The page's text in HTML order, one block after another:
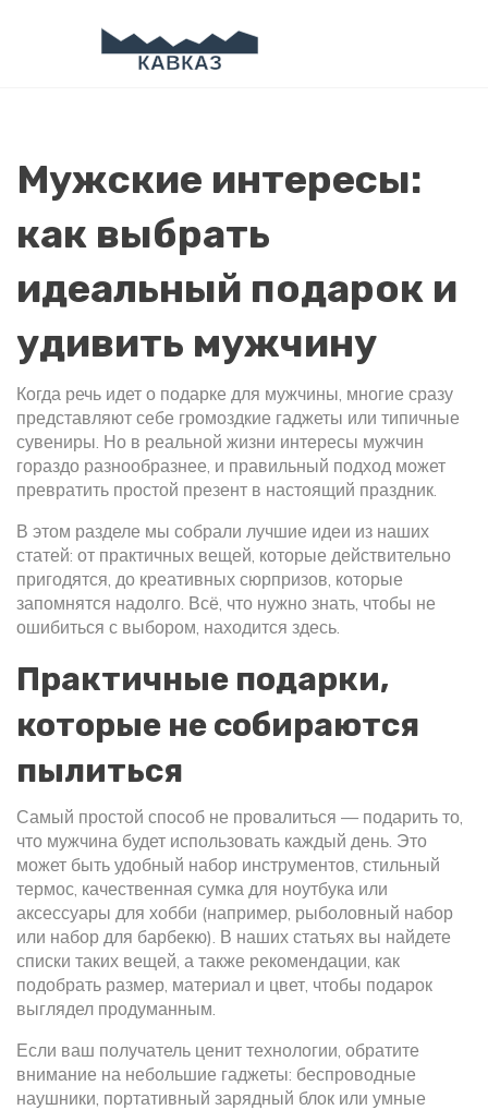
Мужские интересы:
как выбрать
идеальный подарок и
удивить мужчину
Когда речь идет о подарке для мужчины, многие сразу
представляют себе громоздкие гаджеты или типичные
сувениры. Но в реальной жизни интересы мужчин
гораздо разнообразнее, и правильный подход может
превратить простой презент в настоящий праздник.
В этом разделе мы собрали лучшие идеи из наших
статей: от практичных вещей, которые действительно
пригодятся, до креативных сюрпризов, которые
запомнятся надолго. Всё, что нужно знать, чтобы не
ошибиться с выбором, находится здесь.
Практичные подарки,
которые не собираются
пылиться
Самый простой способ не провалиться — подарить то,
что мужчина будет использовать каждый день. Это
может быть удобный набор инструментов, стильный
термос, качественная сумка для ноутбука или
аксессуары для хобби (например, рыболовный набор
или набор для барбекю). В наших статьях вы найдете
списки таких вещей, а также рекомендации, как
подобрать размер, материал и цвет, чтобы подарок
выглядел продуманным.
Если ваш получатель ценит технологии, обратите
внимание на небольшие гаджеты: беспроводные
наушники, портативный зарядный блок или умные